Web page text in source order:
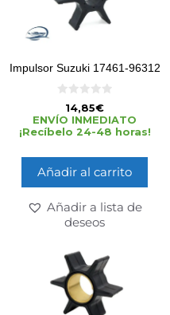
Impulsor Suzuki 17461-96312
d
e
5
14,85€
ENVÍO INMEDIATO
¡Recíbelo 24-48 horas!
Añadir al carrito
Añadir a lista de
deseos